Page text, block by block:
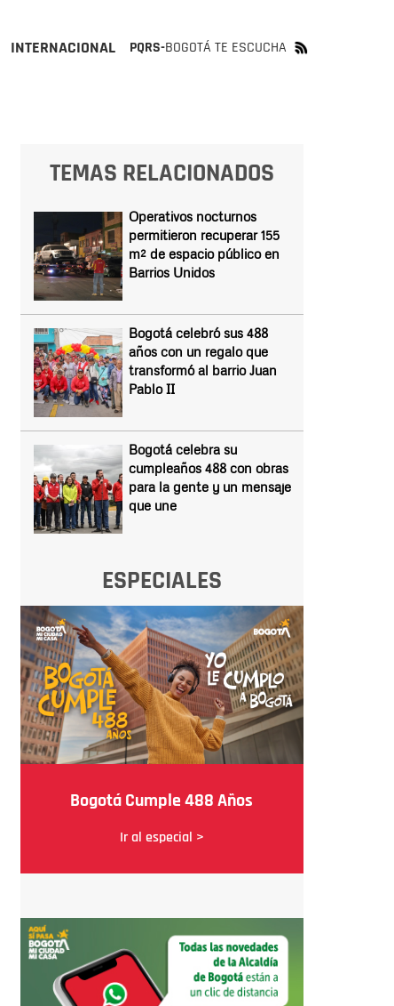
INTERNACIONAL PQRS-BOGOTÁ TE ESCUCHA
TEMAS RELACIONADOS
Operativos nocturnos
permitieron recuperar 155
m² de espacio público en
Barrios Unidos
Bogotá celebró sus 488
años con un regalo que
transformó al barrio Juan
Pablo II
Bogotá celebra su
cumpleaños 488 con obras
para la gente y un mensaje
que une
ESPECIALES
Bogotá Cumple 488 Años
Ir al especial >